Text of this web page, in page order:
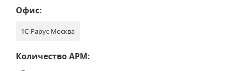
Офис:
1С-Рарус Москва
Количество АРМ: